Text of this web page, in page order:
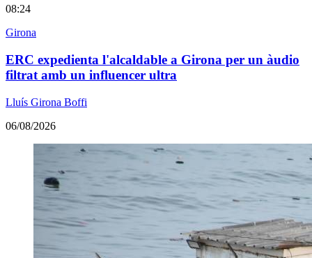
08:24
Girona
ERC expedienta l'alcaldable a Girona per un àudio
filtrat amb un influencer ultra
Lluís Girona Boffi
06/08/2026